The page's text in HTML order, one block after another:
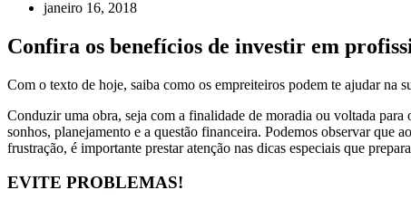
janeiro 16, 2018
Confira os benefícios de investir em
Com o texto de hoje, saiba como os empreiteiros podem te ajudar na
Conduzir uma obra, seja com a finalidade de moradia ou voltada
sonhos, planejamento e a questão financeira. Podemos observar que
frustração, é importante prestar atenção nas dicas especiais que
EVITE PROBLEMAS!